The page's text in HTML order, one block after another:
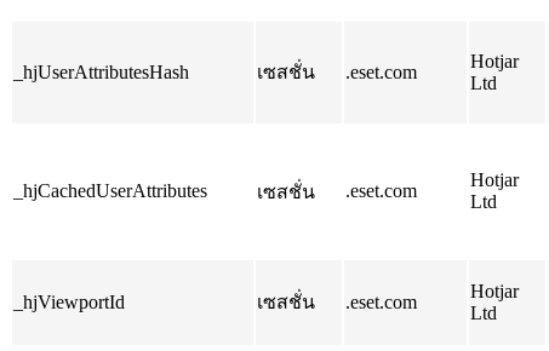
_hjUserAttributesHash เซสชั่น .eset.com
Hotjar
Ltd
_hjCachedUserAttributes เซสชั่น .eset.com
Hotjar
Ltd
_hjViewportId เซสชั่น .eset.com
Hotjar
Ltd